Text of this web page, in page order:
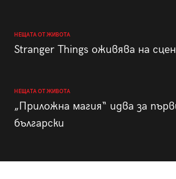
НЕЩАТА ОТ ЖИВОТА
Stranger Things оживява на
НЕЩАТА ОТ ЖИВОТА
„Приложна магия“ идва за
български